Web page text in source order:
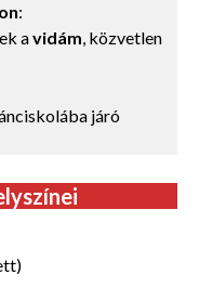
:
avidám, közvetlen
járó